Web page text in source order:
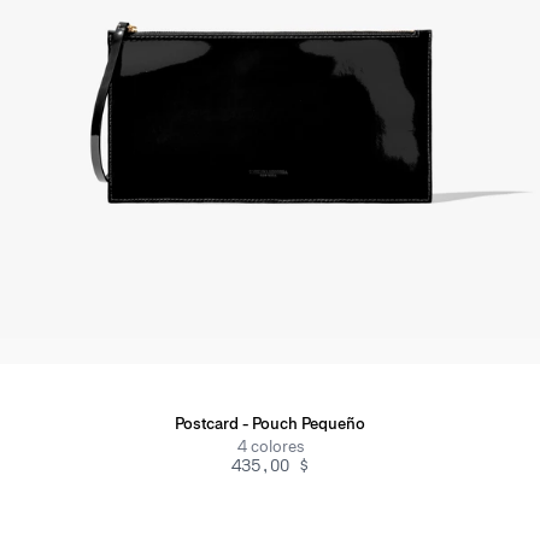
Postcard - Pouch Pequeño
4 colores
435,00 $